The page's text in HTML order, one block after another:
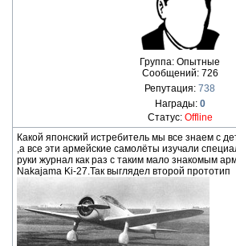
Группа: Опытные
Сообщений: 726
Репутация: 738
Награды: 0
Статус: Offline
Какой японский истребитель мы все знаем с
,а все эти армейские самолёты изучали
руки журнал как раз с таким мало знакомым
Nakajama Ki-27.Так выглядел второй прототип